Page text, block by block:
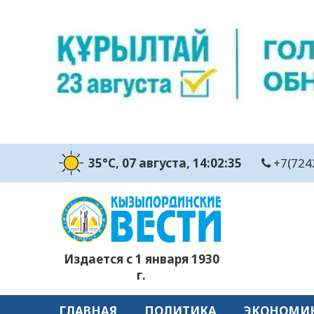
35°C, 07 августа, 14:02:37
Издается с 1 января 1930
г.